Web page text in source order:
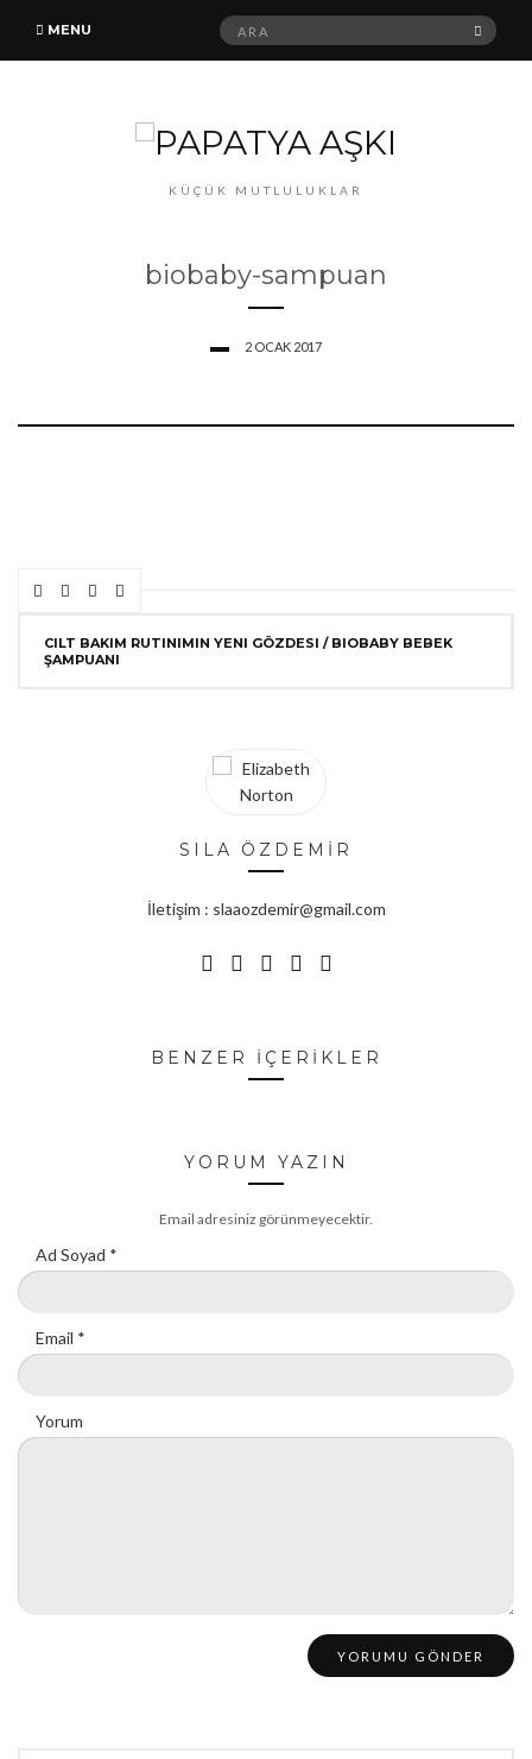
MENU Ara: ARA
KÜÇÜK MUTLULUKLAR
biobaby-sampuan
2 OCAK 2017
CILT BAKIM RUTINIMIN YENI GÖZDESI / BIOBABY BEBEK
ŞAMPUANI
SILA ÖZDEMİR
İletişim : slaaozdemir@gmail.com
BENZER İÇERİKLER
YORUM YAZIN
Email adresiniz görünmeyecektir.
Ad Soyad *
Email *
Yorum